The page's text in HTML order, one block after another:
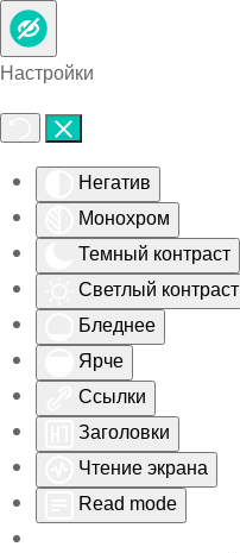
Настройки
Негатив
Монохром
Темный контраст
Светлый контраст
Бледнее
Ярче
Ссылки
Заголовки
Чтение экрана
Read mode
Skip to main content